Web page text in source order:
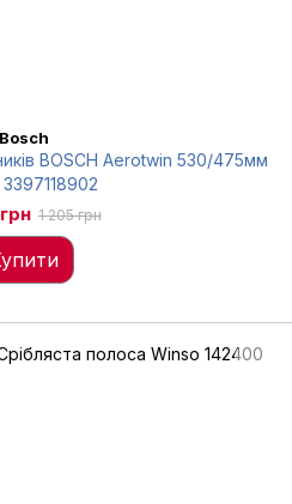
Bosch
BOSCH Aerotwin 530/475мм
1 205 грн